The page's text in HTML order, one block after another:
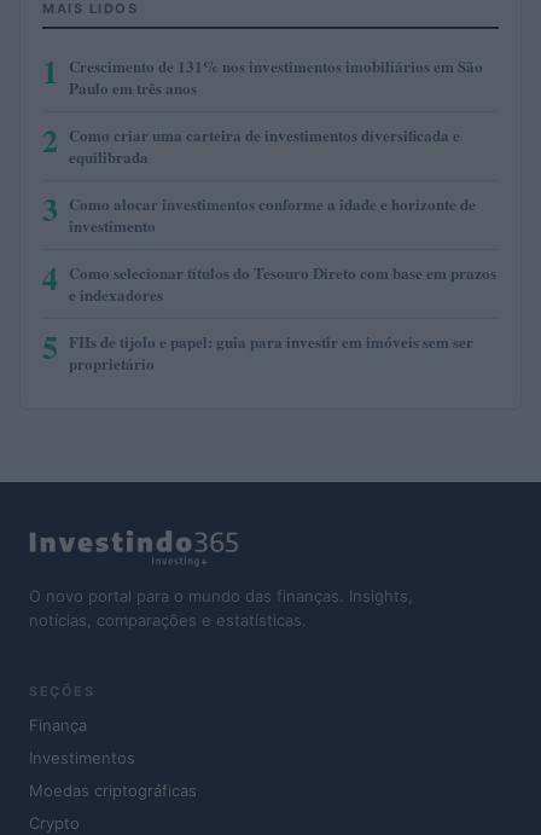
MAIS LIDOS
1
Crescimento de 131% nos investimentos imobiliários em São
Paulo em três anos
2 Como criar uma carteira de investimentos diversificada e
equilibrada
3 Como alocar investimentos conforme a idade e horizonte de
investimento
4 Como selecionar títulos do Tesouro Direto com base em prazos
e indexadores
5 FIIs de tijolo e papel: guia para investir em imóveis sem ser
proprietário
O novo portal para o mundo das finanças. Insights,
notícias, comparações e estatísticas.
SEÇÕES
Finança
Investimentos
Moedas criptográficas
Crypto